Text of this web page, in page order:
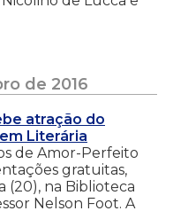
de 2016
atração do
Literária
de Amor-Perfeito
gratuitas,
(20), na Biblioteca
Nelson Foot. A